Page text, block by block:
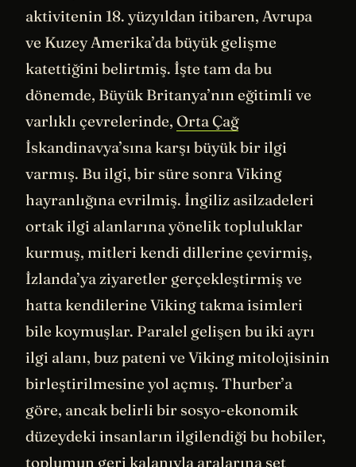
aktivitenin 18. yüzyıldan itibaren, Avrupa
ve Kuzey Amerika’da büyük gelişme
katettiğini belirtmiş. İşte tam da bu
dönemde, Büyük Britanya’nın eğitimli ve
varlıklı çevrelerinde, Orta Çağ
İskandinavya’sına karşı büyük bir ilgi
varmış. Bu ilgi, bir süre sonra Viking
hayranlığına evrilmiş. İngiliz asilzadeleri
ortak ilgi alanlarına yönelik topluluklar
kurmuş, mitleri kendi dillerine çevirmiş,
İzlanda’ya ziyaretler gerçekleştirmiş ve
hatta kendilerine Viking takma isimleri
bile koymuşlar. Paralel gelişen bu iki ayrı
ilgi alanı, buz pateni ve Viking mitolojisinin
birleştirilmesine yol açmış. Thurber’a
göre, ancak belirli bir sosyo-ekonomik
düzeydeki insanların ilgilendiği bu hobiler,
toplumun geri kalanıyla aralarına set